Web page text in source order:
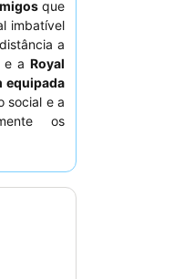
que
imbatível
a
e aRoyal
equipada
social e a
os